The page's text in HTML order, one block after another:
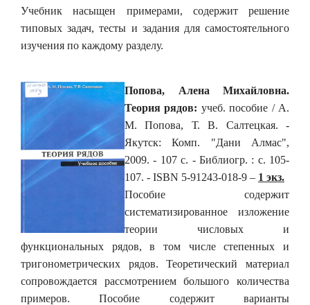
Учебник насыщен примерами, содержит решение
типовых задач, тесты и задания для самостоятельного
изучения по каждому разделу.
Попова, Алена Михайловна.
Теория рядов: учеб. пособие / А.
М. Попова, Т. В. Салтецкая. -
Якутск: Комп. "Дани Алмас",
2009. - 107 с. - Библиогр. : с. 105-
107. - ISBN 5-91243-018-9 – 1 экз.
Пособие содержит
систематизированное изложение
теории числовых и
функциональных рядов, в том числе степенных и
тригонометрических рядов. Теоретический материал
сопровождается рассмотрением большого количества
примеров. Пособие содержит варианты